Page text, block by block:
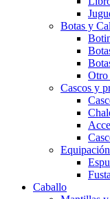
Botas y
Otro
Cascos y
Equipación
Caballo